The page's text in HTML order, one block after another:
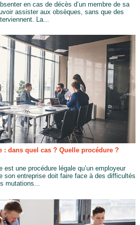
en cas de décès d’un membre de sa
assister aux obsèques, sans que des
La...
: dans quel cas ? Quelle procédure ?
est une procédure légale qu’un employeur
son entreprise doit faire face à des difficultés
mutations...